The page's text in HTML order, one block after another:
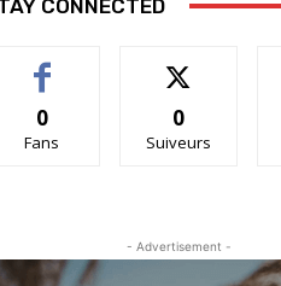
CONNECTED
0
Fans
0
Suiveurs
- Advertisement -